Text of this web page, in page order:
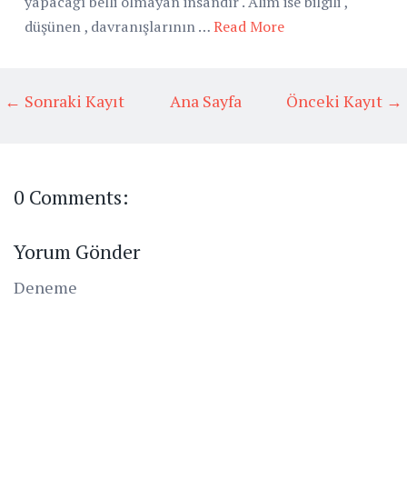
düşünen , davranışlarının …Read More
← Sonraki Kayıt Önceki Kayıt →
Ana Sayfa
0 Comments:
Yorum Gönder
Deneme